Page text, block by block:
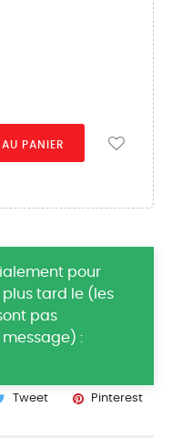
PANIER
pour
tard le (les
pas
:
Tweet Pinterest